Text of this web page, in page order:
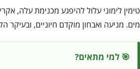
טימין לימוני עלול להיפגע מכנימת עלה,
מים. מניעה ואבחון מוקדם חיוניים, ובעיקר
🎯 למי מתאים?